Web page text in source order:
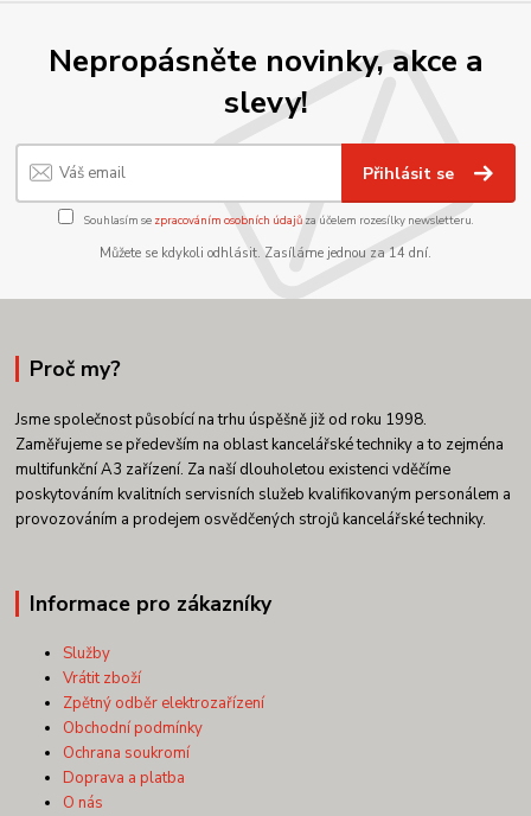
Nepropásněte novinky, akce a
slevy!
Přihlásit se
Souhlasím se zpracováním osobních údajůza účelem rozesílky newsletteru.
Můžete se kdykoli odhlásit. Zasíláme jednou za 14 dní.
Proč my?
Jsme společnost působící na trhu úspěšně již od roku 1998.
Zaměřujeme se především na oblast kancelářské techniky a to zejména
multifunkční A3 zařízení. Za naší dlouholetou existenci vděčíme
poskytováním kvalitních servisních služeb kvalifikovaným personálem a
provozováním a prodejem osvědčených strojů kancelářské techniky.
Informace pro zákazníky
Služby
Vrátit zboží
Zpětný odběr elektrozařízení
Obchodní podmínky
Ochrana soukromí
Doprava a platba
O nás